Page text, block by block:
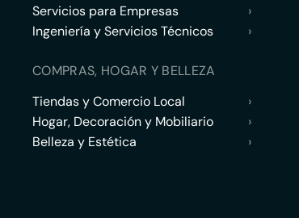
Servicios para Empresas
›
Ingeniería y Servicios Técnicos
›
COMPRAS, HOGAR Y BELLEZA
Tiendas y Comercio Local
›
Hogar, Decoración y Mobiliario
›
Belleza y Estética
›